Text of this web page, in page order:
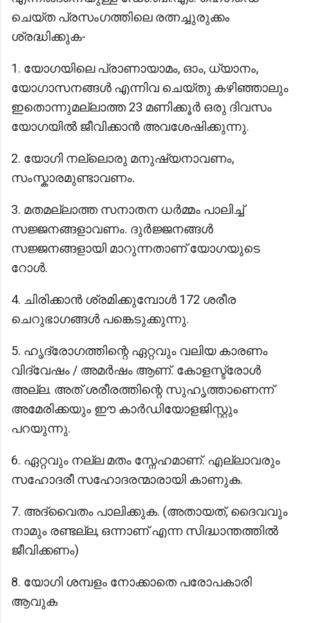
ചെയ്ത പ്രസംഗത്തിലെ രത്നച്ചുരുക്കം
ശ്രദ്ധിക്കുക-
1. യോഗയിലെ പ്രാണായാമം, ഓം, ധ്യാനം,
യോഗാസനങ്ങൾ എന്നിവ ചെയ്തു കഴിഞ്ഞാലും
ഇതൊന്നുമല്ലാത്ത 23 മണിക്കൂർ ഒരു ദിവസം
യോഗയിൽ ജീവിക്കാൻ അവശേഷിക്കുന്നു.
2. യോഗി നല്ലൊരു മനുഷ്യനാവണം,
സംസ്കാരമുണ്ടാവണം.
3. മതമല്ലാത്ത സനാതന ധർമ്മം പാലിച്ച്
സജ്ജനങ്ങളാവണം. ദുർജ്ജനങ്ങൾ
സജ്ജനങ്ങളായി മാറുന്നതാണ് യോഗയുടെ
റോൾ.
4. ചിരിക്കാൻ ശ്രമിക്കുമ്പോൾ 172 ശരീര
ചെറുഭാഗങ്ങൾ പങ്കെടുക്കുന്നു.
5. ഹൃദ്രോഗത്തിന്റെ ഏറ്റവും വലിയ കാരണം
വിദ്വേഷം / അമർഷം ആണ്. കോളസ്ട്രോൾ
അല്ല. അത് ശരീരത്തിന്റെ സുഹൃത്താണെന്ന്
അമേരിക്കയും ഈ കാർഡിയോളജിസ്റ്റും
പറയുന്നു.
6. ഏറ്റവും നല്ല മതം സ്നേഹമാണ്. എല്ലാവരും
സഹോദരീ സഹോദരന്മാരായി കാണുക.
7. അദ്വൈതം പാലിക്കുക. (അതായത്, ദൈവവും
നാമും രണ്ടല്ല, ഒന്നാണ് എന്ന സിദ്ധാന്തത്തിൽ
ജീവിക്കണം)
8. യോഗി ശമ്പളം നോക്കാതെ പരോപകാരി
ആവുക